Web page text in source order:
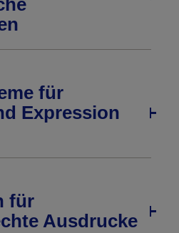
für
Expression
für
Ausdrucke